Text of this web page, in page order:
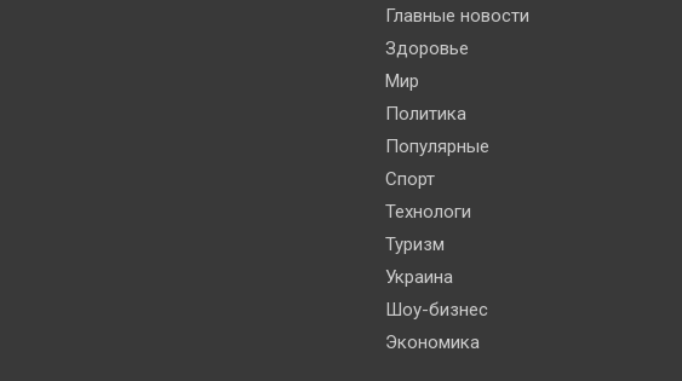
Главные новости
Здоровье
Мир
Политика
Популярные
Спорт
Технологи
Туризм
Украина
Шоу-бизнес
Экономика